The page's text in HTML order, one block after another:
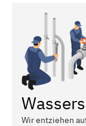
Wir entziehen